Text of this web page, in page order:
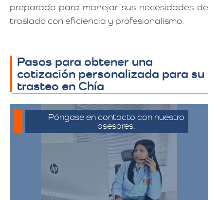
preparado para manejar sus necesidades de
traslado con eficiencia y profesionalismo.
Pasos para obtener una
cotización personalizada para su
trasteo en Chía
Póngase en contacto con nuestro
asesores:
Para iniciar el proceso de solicitud de
cotización, puede comunicarse a través
de whatsapp haciendo click en cotizar.​